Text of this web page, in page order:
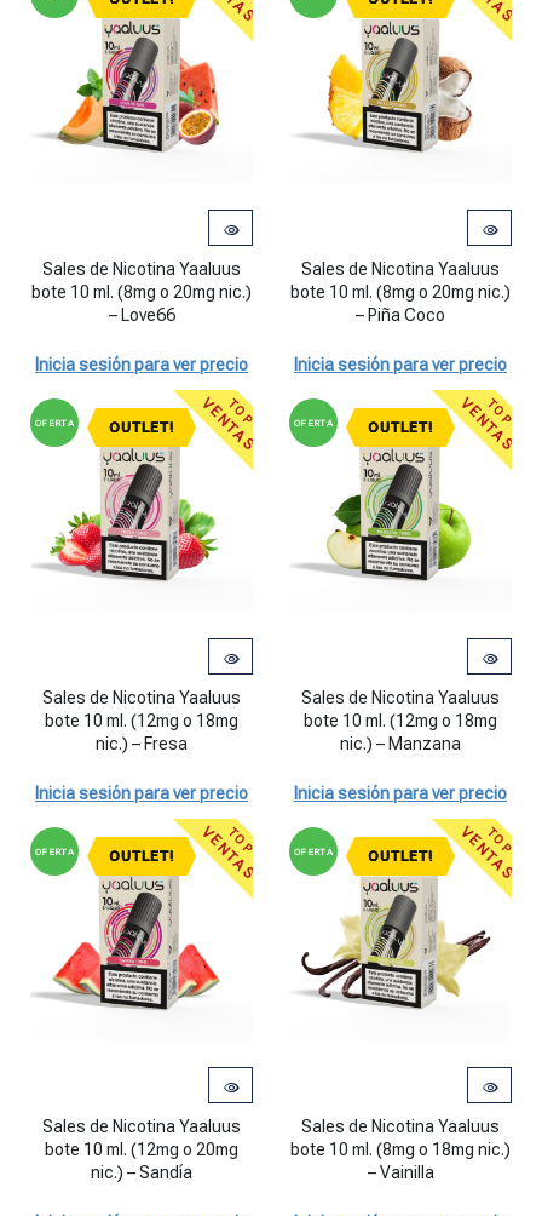
Sales de Nicotina Yaaluus
bote 10 ml. (8mg o 20mg nic.)
– Love66
Inicia sesión para ver precio
Sales de Nicotina Yaaluus
bote 10 ml. (8mg o 20mg nic.)
– Piña Coco
Inicia sesión para ver precio
OUTLET!
OFERTA TOP
VENTAS
Sales de Nicotina Yaaluus
bote 10 ml. (12mg o 18mg
nic.) – Fresa
Inicia sesión para ver precio
OUTLET!
OFERTA TOP
VENTAS
Sales de Nicotina Yaaluus
bote 10 ml. (12mg o 18mg
nic.) – Manzana
Inicia sesión para ver precio
OUTLET!
OFERTA TOP
VENTAS
Sales de Nicotina Yaaluus
bote 10 ml. (12mg o 20mg
nic.) – Sandía
OUTLET!
OFERTA TOP
VENTAS
Sales de Nicotina Yaaluus
bote 10 ml. (8mg o 18mg nic.)
– Vainilla